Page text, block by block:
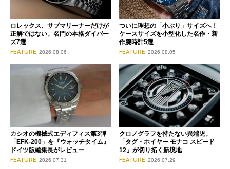
ロレックス、サブマリーナーだけが
正解ではない。名門の本格ダイバー
ズ7選
FEATURE 2026.08.06
ついに理想の「小ぶり」サイズへ！
ケースサイズを小型化した名作・新
作腕時計5選
FEATURE 2026.08.05
カシオの機械式エディフィス第3弾
「EFK-200」を『ウォッチタイム』
ドイツ版編集長がレビュー
FEATURE 2026.07.31
クロノグラフを持たない異端児。
「タグ・ホイヤー モナコ スピード
12」が切り拓く新境地
FEATURE 2026.07.29